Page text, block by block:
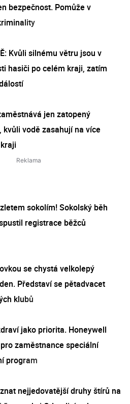
bezpečnost. Pomůže v
Kvůli silnému větru jsou v
hasiči po celém kraji, zatím
jen zatopený
kvůli vodě zasahují na více
sokolím! Sokolský běh
registrace běžců
se chystá velkolepý
Představí se pětadvacet
klubů
jako priorita. Honeywell
zaměstnance speciální
program
nejjedovatější druhy štírů na